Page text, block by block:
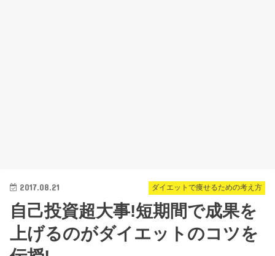
ダイエットで痩せるための考え方
2017.08.21
自己投資超大事!短期間で成果を
上げるのがダイエットのコツを